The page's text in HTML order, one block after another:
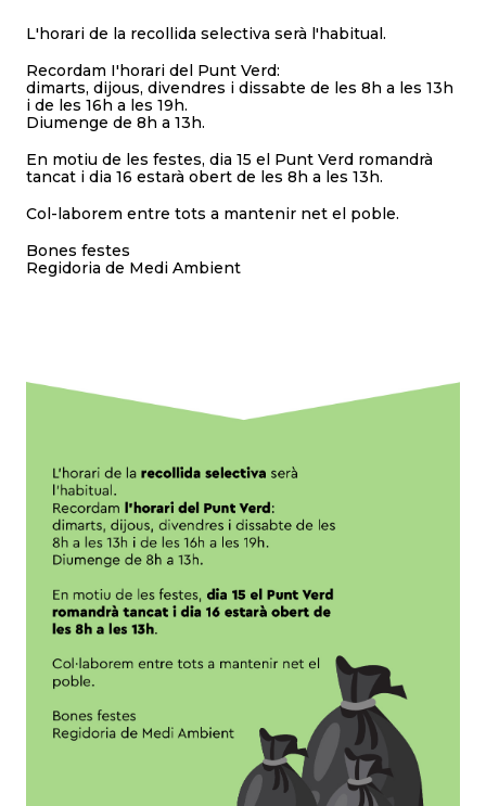
L'horari de la recollida selectiva serà l'habitual.
Recordam I'horari del Punt Verd:
dimarts, dijous, divendres i dissabte de les 8h a les 13h
i de les 16h a les 19h.
Diumenge de 8h a 13h.
En motiu de les festes, dia 15 el Punt Verd romandrà
tancat i dia 16 estarà obert de les 8h a les 13h.
Col-laborem entre tots a mantenir net el poble.
Bones festes
Regidoria de Medi Ambient